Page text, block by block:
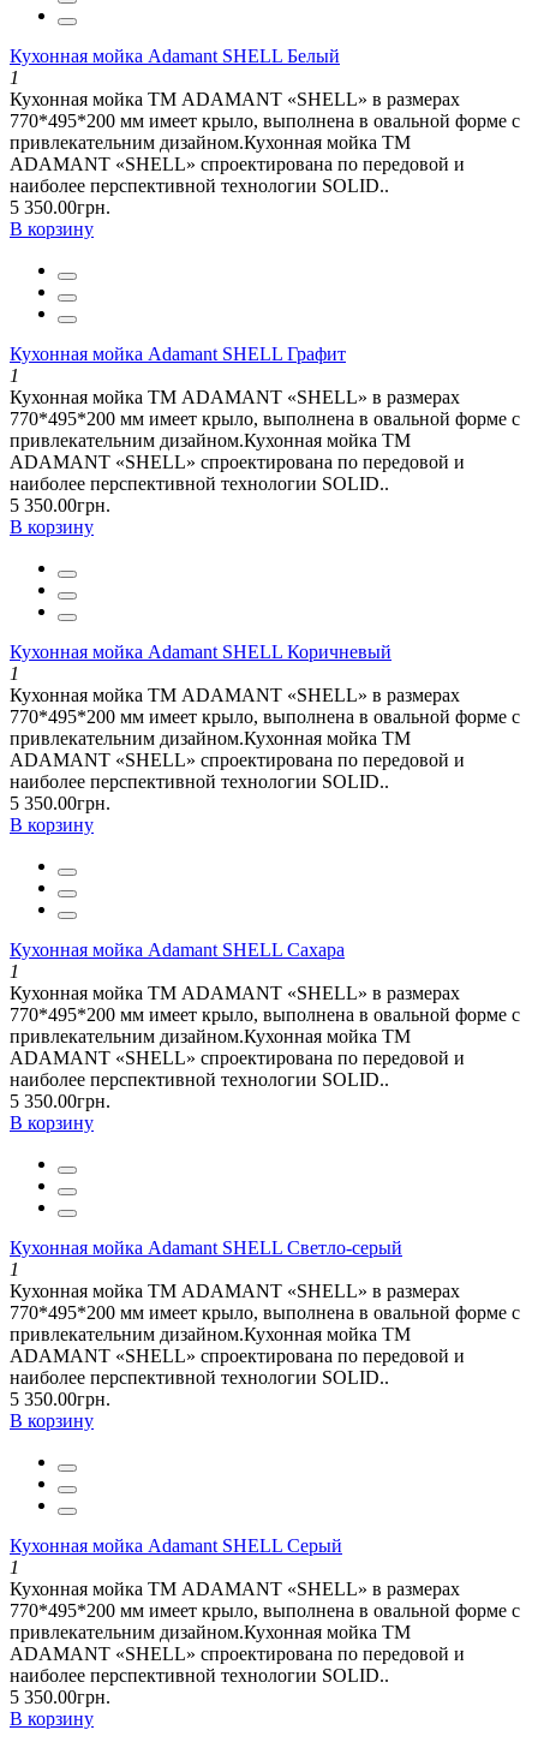
Кухонная мойка Adamant SHELL Белый
1
Кухонная мойка ТМ ADAMANT «SHELL» в размерах
770*495*200 мм имеет крыло, выполнена в овальной форме с
привлекательним дизайном.Кухонная мойка ТМ
ADAMANT «SHELL» спроектирована по передовой и
наиболее перспективной технологии SOLID..
5 350.00грн.
В корзину
Кухонная мойка Adamant SHELL Графит
1
Кухонная мойка ТМ ADAMANT «SHELL» в размерах
770*495*200 мм имеет крыло, выполнена в овальной форме с
привлекательним дизайном.Кухонная мойка ТМ
ADAMANT «SHELL» спроектирована по передовой и
наиболее перспективной технологии SOLID..
5 350.00грн.
В корзину
Кухонная мойка Adamant SHELL Коричневый
1
Кухонная мойка ТМ ADAMANT «SHELL» в размерах
770*495*200 мм имеет крыло, выполнена в овальной форме с
привлекательним дизайном.Кухонная мойка ТМ
ADAMANT «SHELL» спроектирована по передовой и
наиболее перспективной технологии SOLID..
5 350.00грн.
В корзину
Кухонная мойка Adamant SHELL Сахара
1
Кухонная мойка ТМ ADAMANT «SHELL» в размерах
770*495*200 мм имеет крыло, выполнена в овальной форме с
привлекательним дизайном.Кухонная мойка ТМ
ADAMANT «SHELL» спроектирована по передовой и
наиболее перспективной технологии SOLID..
5 350.00грн.
В корзину
Кухонная мойка Adamant SHELL Светло-серый
1
Кухонная мойка ТМ ADAMANT «SHELL» в размерах
770*495*200 мм имеет крыло, выполнена в овальной форме с
привлекательним дизайном.Кухонная мойка ТМ
ADAMANT «SHELL» спроектирована по передовой и
наиболее перспективной технологии SOLID..
5 350.00грн.
В корзину
Кухонная мойка Adamant SHELL Серый
1
Кухонная мойка ТМ ADAMANT «SHELL» в размерах
770*495*200 мм имеет крыло, выполнена в овальной форме с
привлекательним дизайном.Кухонная мойка ТМ
ADAMANT «SHELL» спроектирована по передовой и
наиболее перспективной технологии SOLID..
5 350.00грн.
В корзину